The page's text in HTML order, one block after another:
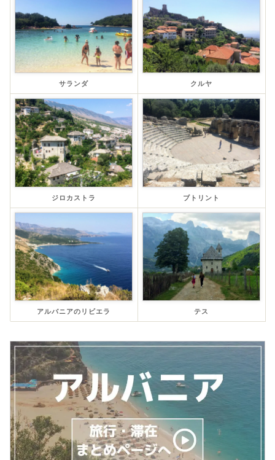
サランダ クルヤ
ジロカストラ ブトリント
アルバニアのリビエラ テス